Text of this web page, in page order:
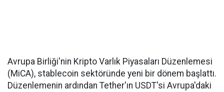
Avrupa Birliği'nin Kripto Varlık Piyasaları Düzenlemesi
(MiCA), stablecoin sektöründe yeni bir dönem başlattı.
Düzenlemenin ardından Tether'ın USDT'si Avrupa'daki